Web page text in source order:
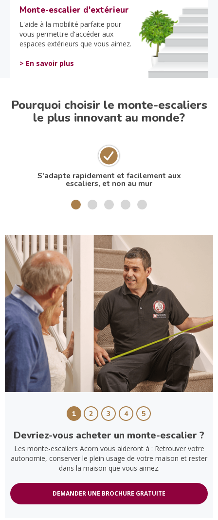
Monte-escalier d'extérieur
L'aide à la mobilité parfaite pour
vous permettre d'accéder aux
espaces extérieurs que vous aimez.
> En savoir plus
Pourquoi choisir le monte-escaliers
le plus innovant au monde?
S'adapte rapidement et facilement aux
escaliers, et non au mur
1 2 3 4 5
Devriez-vous acheter un monte-escalier ?
Les monte-escaliers Acorn vous aideront à : Retrouver votre
autonomie, conserver le plein usage de votre maison et rester
dans la maison que vous aimez.
DEMANDER UNE BROCHURE GRATUITE